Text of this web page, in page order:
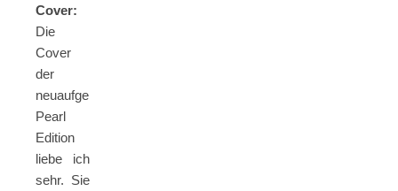
Cover:
Die
Cover
der
neuaufgelegten
Pearl
Edition
liebe ich
sehr. Sie